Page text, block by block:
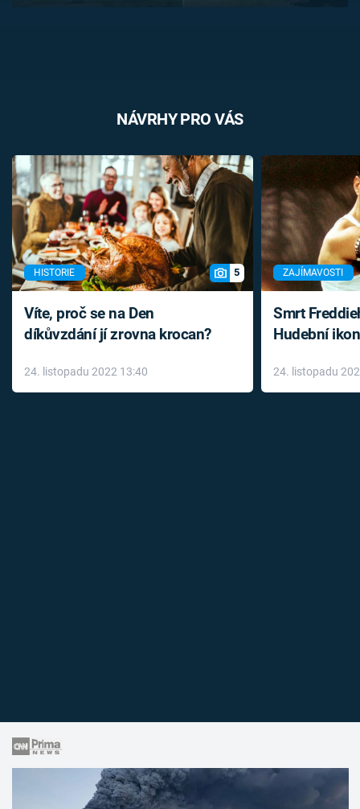
NÁVRHY PRO VÁS
HISTORIE 5
Víte, proč se na Den
díkůvzdání jí zrovna krocan?
24. listopadu 2022 13:40
ZAJÍMAVOSTI
Smrt
Hudební
léky
24. listopadu